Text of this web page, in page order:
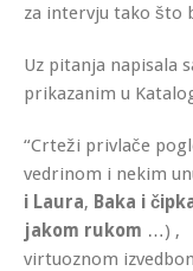
za intervju tako što
Uz pitanja napisala
prikazanim u
“Crteži privlače
vedrinom i nekim
i Laura, Baka i
jakom rukom …) ,
virtuoznom